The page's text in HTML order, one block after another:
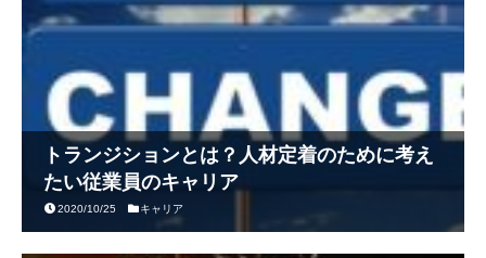
トランジションとは？人材定着のために考え
たい従業員のキャリア
2020/10/25 キャリア